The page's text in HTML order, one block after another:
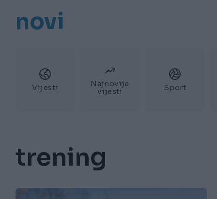
novi
Vijesti
Najnovije
vijesti
Sport
trening